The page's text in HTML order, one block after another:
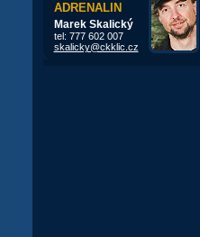
ADRENALIN
Marek Skalický
tel: 777 602 007
skalicky@ckklic.cz